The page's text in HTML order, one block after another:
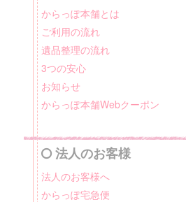
からっぽ本舗とは
ご利用の流れ
遺品整理の流れ
3つの安心
お知らせ
からっぽ本舗Webクーポン
法人のお客様
法人のお客様へ
からっぽ宅急便